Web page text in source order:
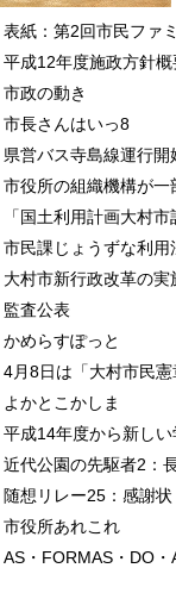
表紙：第2回市民ファ
平成12年度施政方針概
市政の動き
市長さんはいっ8
県営バス寺島線運行開
市役所の組織機構が一
「国土利用計画大村
市民課じょうずな利用
大村市新行政改革の実
監査公表
かめらすぽっと
4月8日は「大村市民憲
よかとこかしま
平成14年度から新し
近代公園の先駆者2：
随想リレー25：感謝状
市役所あれこれ
AS・FORMAS・DO・